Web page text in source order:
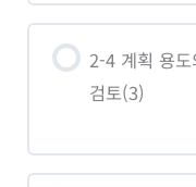
2-4 계획 용
검토(3)